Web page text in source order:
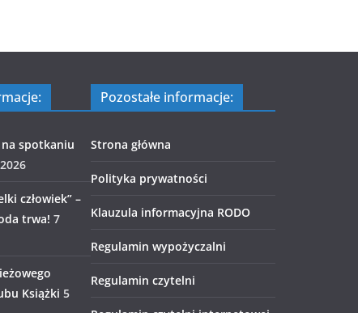
na spotkaniu
człowiek” –
trwa! 7
Książki 5
Pozostałe informacje:
Strona główna
Polityka prywatności
Klauzula informacyjna RODO
Regulamin wypożyczalni
Regulamin czytelni